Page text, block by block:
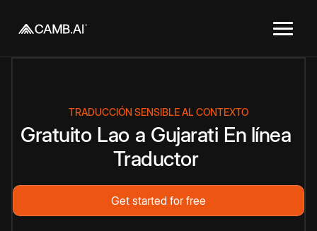
TRADUCCIÓN SENSIBLE AL CONTEXTO
Gratuito Lao a Gujarati En línea
Traductor
Get started for free